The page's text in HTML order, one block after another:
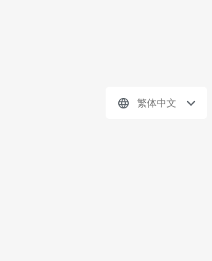
繁体中文